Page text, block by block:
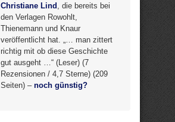
Christiane Lind
, die bereits bei
den Verlagen Rowohlt,
Thienemann und Knaur
veröffentlicht hat. „… man zittert
richtig mit ob diese Geschichte
gut ausgeht …“ (Leser) (7
Rezensionen / 4,7 Sterne) (209
Seiten) – noch günstig?